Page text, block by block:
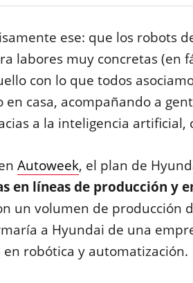
ese: que los robots
labores muy concretas (en
con lo que todos
en casa, acompañando a
a la inteligencia artificial,
Autoweek, el plan de
en líneas de producción y
un volumen de producción
a Hyundai de una
robótica y automatización.